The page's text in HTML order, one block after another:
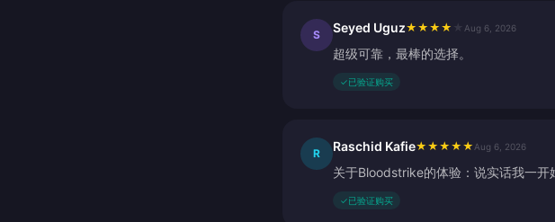
S Seyed Uguz★ ★ ★ ★ Aug 6, 2026
超级可靠，最棒的选择。
✓已验证购买
R Raschid Kafie★ ★ ★ ★ ★ Aug 6, 2026
关于Bloodstrike的体验：说实话我一开
✓已验证购买